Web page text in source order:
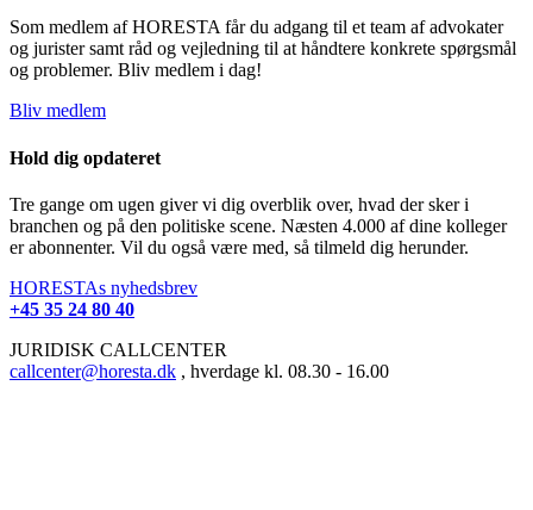
Som medlem af HORESTA får du adgang til et team af advokater
og jurister samt råd og vejledning til at håndtere konkrete spørgsmål
og problemer. Bliv medlem i dag!
Bliv medlem
Hold dig opdateret
Tre gange om ugen giver vi dig overblik over, hvad der sker i
branchen og på den politiske scene. Næsten 4.000 af dine kolleger
er abonnenter. Vil du også være med, så tilmeld dig herunder.
HORESTAs nyhedsbrev
+45 35 24 80 40
JURIDISK CALLCENTER
callcenter@horesta.dk , hverdage kl. 08.30 - 16.00